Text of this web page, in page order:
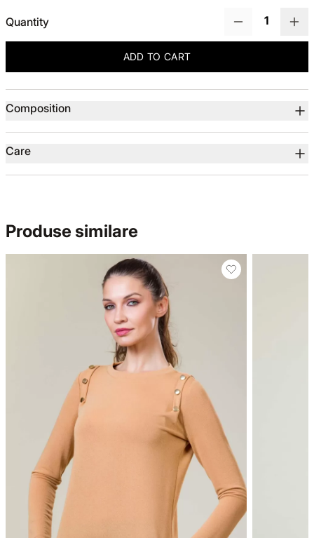
Quantity
ADD TO CART
Composition
Care
Produse similare